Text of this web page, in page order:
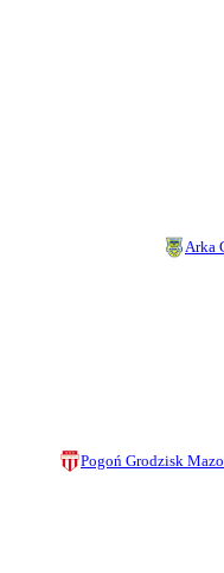
Arka
Pogoń Grodzisk